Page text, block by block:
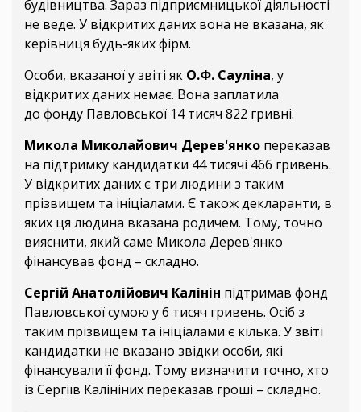
будівництва. Зараз підприємницької діяльності
не веде. У відкритих даних вона не вказана, як
керівниця будь-яких фірм.
Особи, вказаної у звіті як О.Ф. Сауліна, у
відкритих даних немає. Вона заплатила
до фонду Павловської 14 тисяч 822 гривні.
Микола Миколайович Дерев'янко переказав
на підтримку кандидатки 44 тисячі 466 гривень.
У відкритих даних є три людини з таким
прізвищем та ініціалами. Є також декларанти, в
яких ця людина вказана родичем. Тому, точно
вияснити, який саме Микола Дерев'янко
фінансував фонд – складно.
Сергій Анатолійович Калінін підтримав фонд
Павловської сумою у 6 тисяч гривень. Осіб з
таким прізвищем та ініціалами є кілька. У звіті
кандидатки не вказано звідки особи, які
фінансували її фонд. Тому визначити точно, хто
із Сергіїв Калініних переказав гроші – складно.